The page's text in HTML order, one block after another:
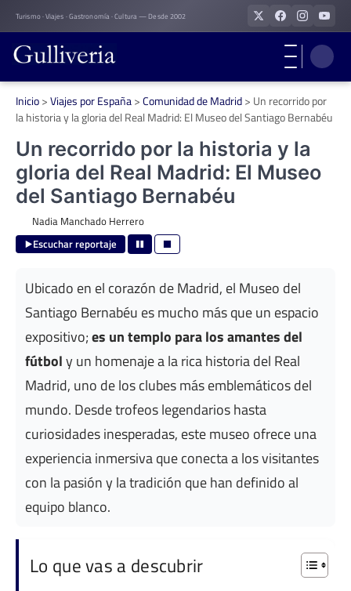
Skip
to
content
Turismo · Viajes · Gastronomía · Cultura — Desde 2002
Inicio>Viajes por España>Comunidad de Madrid> Un recorrido por
la historia y la gloria del Real Madrid: El Museo del Santiago Bernabéu
Un recorrido por la historia y la
gloria del Real Madrid: El Museo
del Santiago Bernabéu
Nadia Manchado Herrero
Escuchar reportaje
Ubicado en el corazón de Madrid, el Museo del
Santiago Bernabéu es mucho más que un espacio
expositivo;es un templo para los amantes del
fútboly un homenaje a la rica historia del Real
Madrid, uno de los clubes más emblemáticos del
mundo. Desde trofeos legendarios hasta
curiosidades inesperadas, este museo ofrece una
experiencia inmersiva que conecta a los visitantes
con la pasión y la tradición que han definido al
equipo blanco.
Lo que vas a descubrir